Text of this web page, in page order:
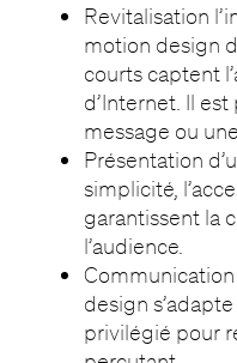
Revitalisation
motion design
courts captent
d’Internet. Il
message ou
Présentation
simplicité,
garantissent la
l’audience.
design
privilégié pour